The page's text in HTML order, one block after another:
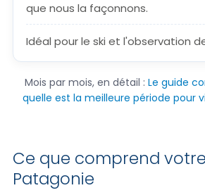
que nous la façonnons.
Idéal pour le ski et l'observation
Mois par mois, en détail : Le guide
quelle est la meilleure période pour
Ce que comprend
Patagonie